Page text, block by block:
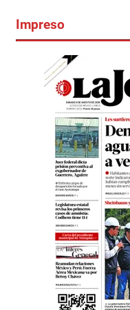
Impreso